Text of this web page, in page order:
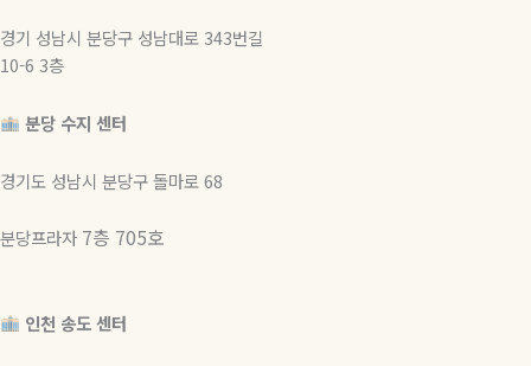
경기 성남시 분당구 성남대로 343번길
10-6 3층
분당 수지 센터
경기도 성남시 분당구 돌마로 68
분당프라자 7층 705호
인천 송도 센터